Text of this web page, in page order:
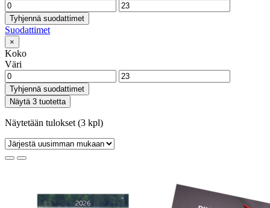
Tyhjennä suodattimet
Suodattimet
×
Koko
Väri
Tyhjennä suodattimet
Näytä 3 tuotetta
Näytetään tulokset (3 kpl)